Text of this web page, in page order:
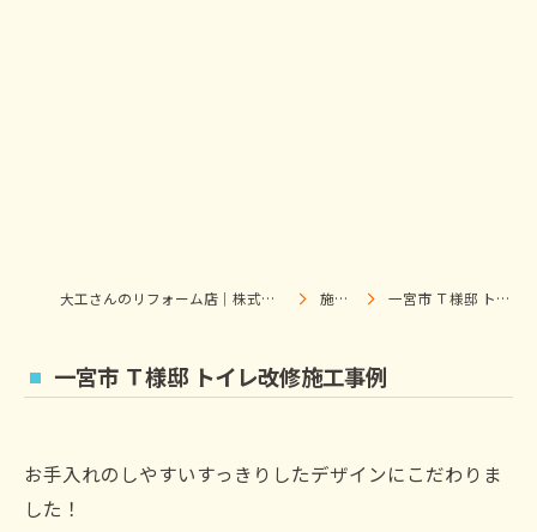
大工さんのリフォーム店｜株式会社ウィズホーム｜扶桑・犬山 施工事例 一宮市 Ｔ様邸 トイレ改修施工事例
一宮市 Ｔ様邸 トイレ改修施工事例
お手入れのしやすいすっきりしたデザインにこだわりま
した！